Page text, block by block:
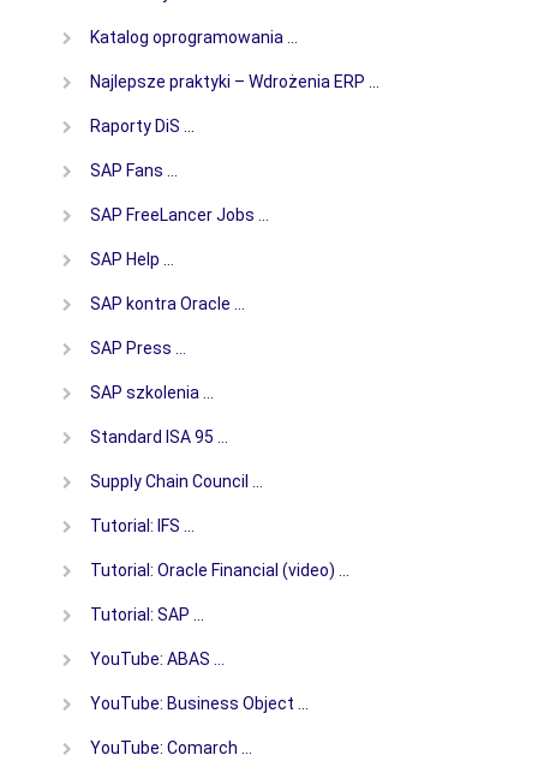
Katalog oprogramowania …
Najlepsze praktyki – Wdrożenia ERP …
Raporty DiS …
SAP Fans …
SAP FreeLancer Jobs …
SAP Help …
SAP kontra Oracle …
SAP Press …
SAP szkolenia …
Standard ISA 95 …
Supply Chain Council …
Tutorial: IFS …
Tutorial: Oracle Financial (video) …
Tutorial: SAP …
YouTube: ABAS …
YouTube: Business Object …
YouTube: Comarch …